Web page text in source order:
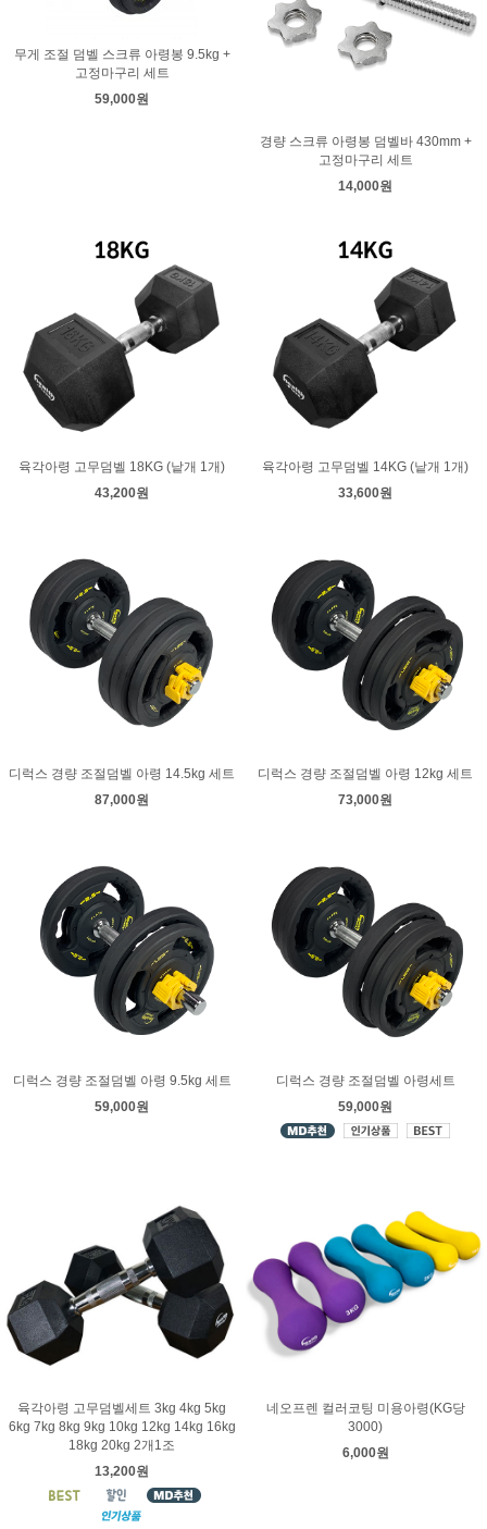
무게 조절 덤벨 스크류 아령봉 9.5kg +
고정마구리 세트
59,000원
경량 스크류 아령봉 덤벨바 430mm +
고정마구리 세트
14,000원
육각아령 고무덤벨 18KG (낱개 1개)
43,200원
육각아령 고무덤벨 14KG (낱개 1개)
33,600원
디럭스 경량 조절덤벨 아령 14.5kg 세트
87,000원
디럭스 경량 조절덤벨 아령 12kg 세트
73,000원
디럭스 경량 조절덤벨 아령 9.5kg 세트
59,000원
디럭스 경량 조절덤벨 아령세트
59,000원
육각아령 고무덤벨세트 3kg 4kg 5kg
6kg 7kg 8kg 9kg 10kg 12kg 14kg 16kg
18kg 20kg 2개1조
13,200원
네오프렌 컬러코팅 미용아령(KG당
3000)
6,000원